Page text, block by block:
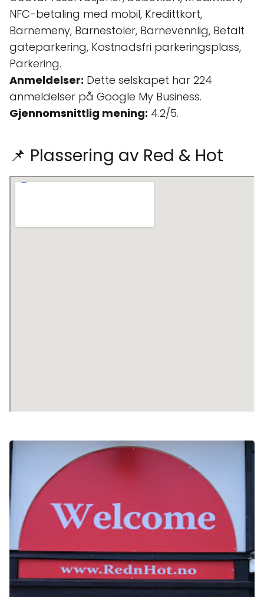
NFC-betaling med mobil, Kredittkort,
Barnemeny, Barnestoler, Barnevennlig, Betalt
gateparkering, Kostnadsfri parkeringsplass,
Parkering.
Anmeldelser: Dette selskapet har 224
anmeldelser på Google My Business.
Gjennomsnittlig mening: 4.2/5.
📌 Plassering av Red & Hot